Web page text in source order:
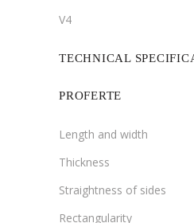
V4
TECHNICAL
PROFERTE
Length and width
Thickness
Straightness of sides
Rectangularity